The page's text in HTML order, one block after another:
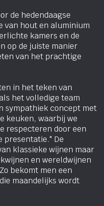
de hedendaagse
van hout en aluminium
kamers en de
op de juiste manier
van het prachtige
in het teken van
het volledige team
sympathiek concept met
keuken, waarbij we
respecteren door een
presentatie." De
klassieke wijnen maar
en wereldwijnen
bekomt men een
maandelijks wordt